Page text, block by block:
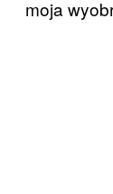
moja